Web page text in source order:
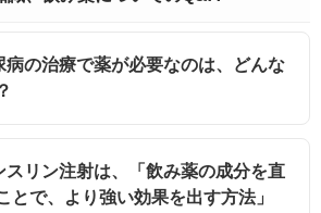
の治療で薬が必要なのは、どんな
リン注射は、「飲み薬の成分を直
とで、より強い効果を出す方法」